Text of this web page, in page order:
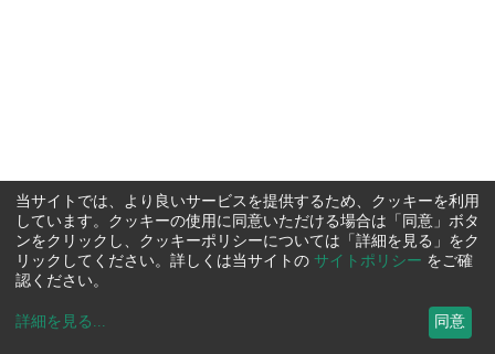
当サイトでは、より良いサービスを提供するため、クッキーを利用
しています。クッキーの使用に同意いただける場合は「同意」ボタ
ンをクリックし、クッキーポリシーについては「詳細を見る」をク
リックしてください。詳しくは当サイトの サイトポリシー をご確
認ください。
詳細を見る ... 同意